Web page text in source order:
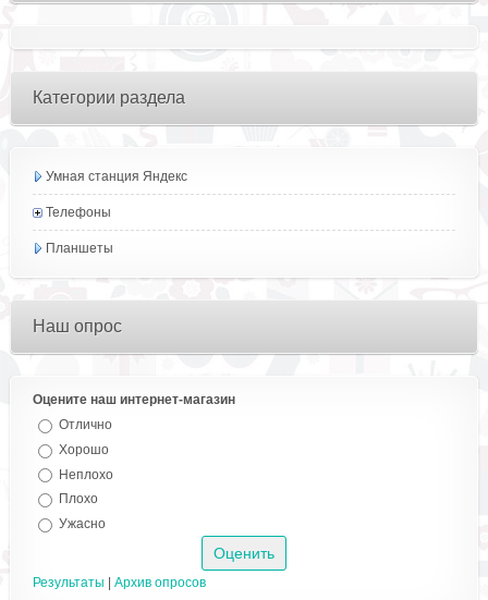
Категории раздела
Умная станция Яндекс
Телефоны
Планшеты
Наш опрос
Оцените наш интернет-магазин
Отлично
Хорошо
Неплохо
Плохо
Ужасно
Результаты
Архив опросов